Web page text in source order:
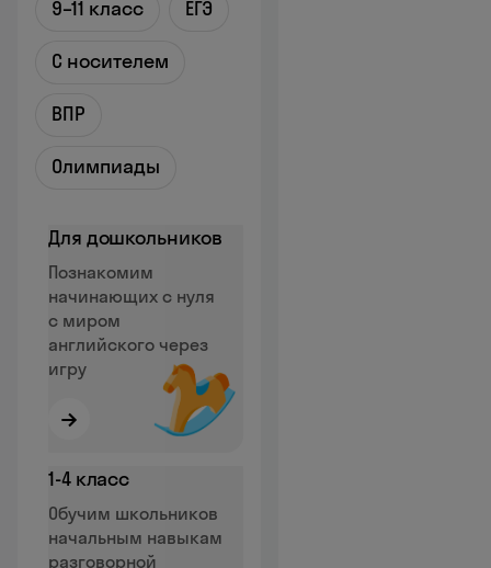
9–11 класс ЕГЭ
С носителем
ВПР
Олимпиады
Для дошкольников
Познакомим
начинающих с нуля
с миром
английского через
игру
→
1‑4 класс
Обучим школьников
начальным навыкам
разговорной